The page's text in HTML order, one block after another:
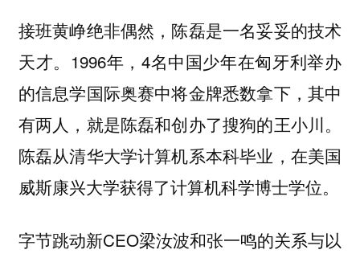
接班黄峥绝非偶然，陈磊是一名妥妥的技术
天才。1996年，4名中国少年在匈牙利举办
的信息学国际奥赛中将金牌悉数拿下，其中
有两人，就是陈磊和创办了搜狗的王小川。
陈磊从清华大学计算机系本科毕业，在美国
威斯康兴大学获得了计算机科学博士学位。
字节跳动新CEO梁汝波和张一鸣的关系与以